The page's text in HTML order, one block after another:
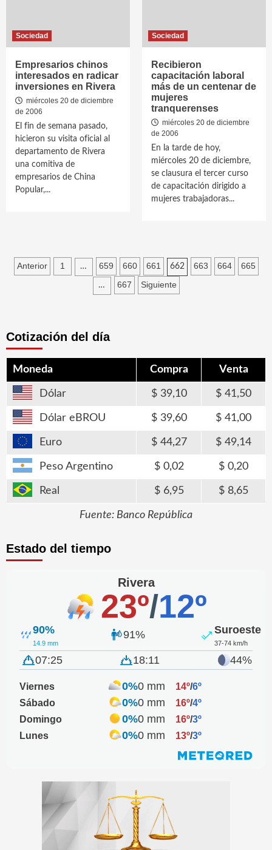
Sociedad
Empresarios chinos
interesados en radicar
inversiones en Rivera
miércoles 20 de diciembre
de 2006
El fin de semana pasado,
hicieron su visita oficial al
departamento de Rivera
una comitiva de
empresarios de China
Popular,...
Sociedad
Recibieron
capacitación laboral
más de un centenar de
mujeres
tranquerenses
miércoles 20 de diciembre
de 2006
En la tarde de hoy,
miércoles 20 de diciembre,
se clausura el tercer curso
de capacitación dirigido a
mujeres trabajadoras...
Paginación
Anterior 1 … 659 660 661 662 663 664 665
… 667 Siguiente
Cotización del día
Moneda Compra Venta
Dólar 39,10 41,50
Dólar eBROU 39,60 41,00
Euro 44,27 49,14
Peso Argentino 0,02 0,20
Real 6,95 8,65
Fuente: Banco República
Estado del tiempo
Rivera
23º/12º
90%
14.9 mm
91% Suroeste
37-74 km/h
07:25 18:11 44%
Viernes 0%0 mm 14º/6º
Sábado
0%0 mm 16º/4º
Domingo
0%0 mm 16º/3º
Lunes
0%0 mm 13º/3º